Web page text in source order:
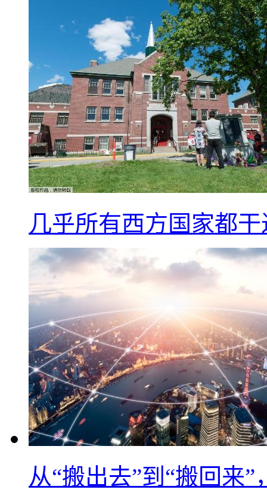
几乎所有西方国家都
从“搬出去”到“搬回来